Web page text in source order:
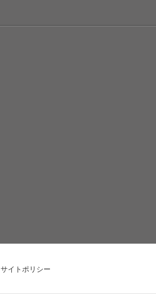
サイトポリシー